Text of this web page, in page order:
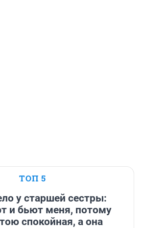
ТОП 5
у старшей сестры:
и бьют меня, потому
спокойная, а она